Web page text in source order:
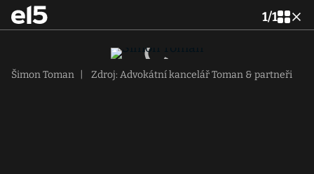
1/1
Šimon Toman Zdroj: Advokátní kancelář Toman & partneři